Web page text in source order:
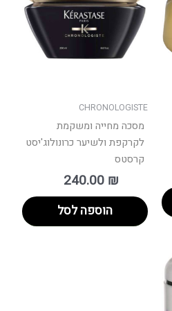
CHRONOLOGISTE
מסכה מחייה ומשקמת
לקרקפת ולשיער כרונולוג'יסט
קרסטס
240.00 ₪
הוספה לסל